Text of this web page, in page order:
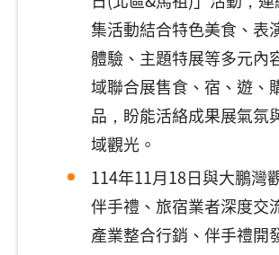
集活動結合特色美食、表
體驗、主題特展等多元內
域聯合展售食、宿、遊、
品，盼能活絡成果展氣氛
域觀光。
114年11月18日與大鵬灣
伴手禮、旅宿業者深度交
產業整合行銷、伴手禮開